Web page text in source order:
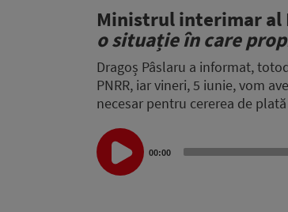
Ministrul interimar al
o situație în care
Dragoș Pâslaru a informat,
PNRR, iar vineri, 5 iunie, vom
necesar pentru cererea de
Audio
Player
00:00